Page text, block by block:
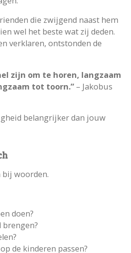
die zwijgend naast hem
wel het beste wat zij deden.
verklaren, ontstonden de
zijn om te horen, langzaam
tot toorn.” – Jakobus
belangrijker dan jouw
woorden.
doen?
brengen?
de kinderen passen?